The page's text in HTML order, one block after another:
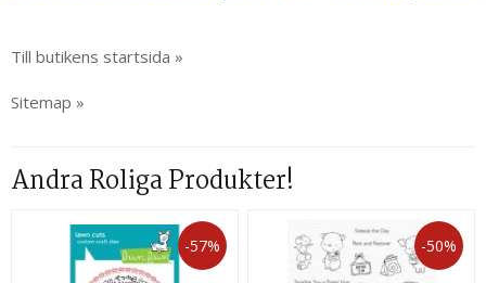
Till butikens startsida »
Sitemap »
Andra Roliga Produkter!
-57% -50%